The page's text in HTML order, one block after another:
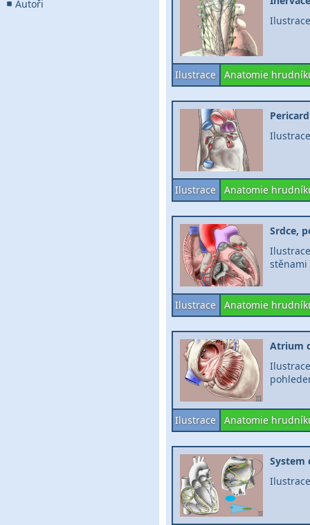
Autoři
Ilustrace Anatomie
Pericard
Ilustrace Anatomie
Srdce,
stěnami
Ilustrace Anatomie
Atrium
Ilustrace Anatomie
System